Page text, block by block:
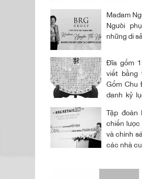
Madam
Người
những di
Đĩa gốm
viết bằng
Gốm Chu
danh kỷ
Tập đoàn
chiến lược
và chính
các nhà